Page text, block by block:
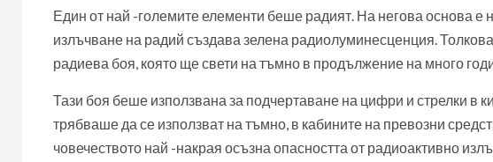
Един от най -големите елементи беше радият. На негова основа е
излъчване на радий създава зелена радиолуминесценция.
радиева боя, която ще свети на тъмно в продължение на много
Тази боя беше използвана за подчертаване на цифри и стрелки в
трябваше да се използват на тъмно, в кабините на превозни
човечеството най -накрая осъзна опасността от радиоактивно